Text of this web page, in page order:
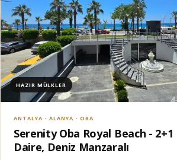
HAZIR MÜLKLER
ANTALYA - ALANYA - OBA
Serenity Oba Royal Beach - 2+1
Daire, Deniz Manzaralı